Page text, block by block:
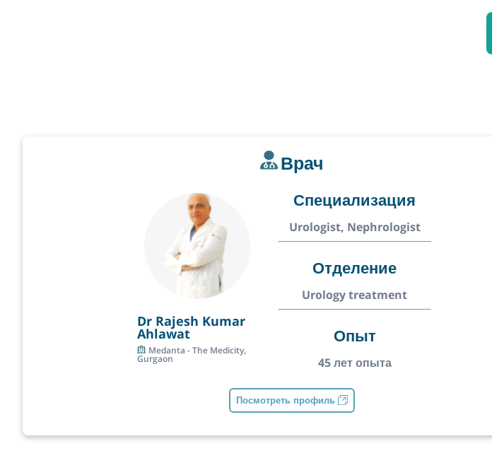
Врач
Dr Rajesh Kumar
Ahlawat
Medanta - The Medicity,
Gurgaon
Специализация
Urologist, Nephrologist
Отделение
Urology treatment
Опыт
45 лет опыта
Посмотреть профиль